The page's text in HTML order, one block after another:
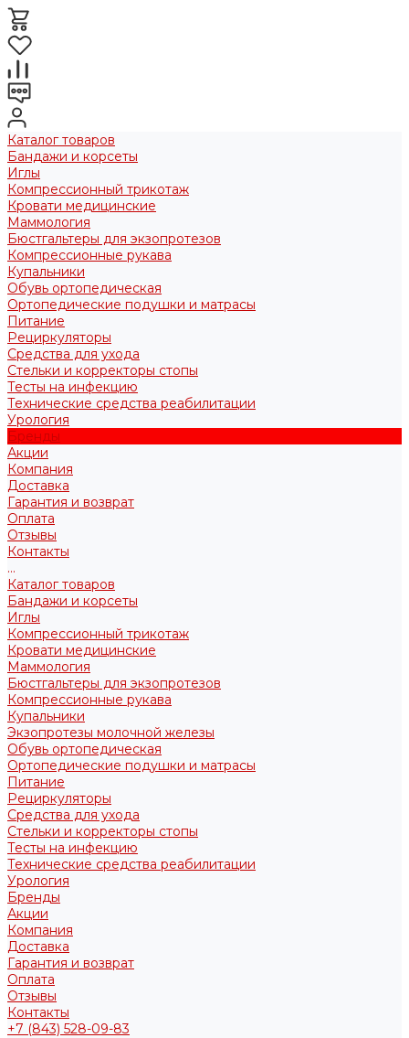
Каталог товаров
Бандажи и корсеты
Иглы
Компрессионный трикотаж
Кровати медицинские
Маммология
Бюстгальтеры для экзопротезов
Компрессионные рукава
Купальники
Обувь ортопедическая
Ортопедические подушки и матрасы
Питание
Рециркуляторы
Средства для ухода
Стельки и корректоры стопы
Тесты на инфекцию
Технические средства реабилитации
Урология
Бренды
Акции
Компания
Доставка
Гарантия и возврат
Оплата
Отзывы
Контакты
...
Каталог товаров
Бандажи и корсеты
Иглы
Компрессионный трикотаж
Кровати медицинские
Маммология
Бюстгальтеры для экзопротезов
Компрессионные рукава
Купальники
Экзопротезы молочной железы
Обувь ортопедическая
Ортопедические подушки и матрасы
Питание
Рециркуляторы
Средства для ухода
Стельки и корректоры стопы
Тесты на инфекцию
Технические средства реабилитации
Урология
Бренды
Акции
Компания
Доставка
Гарантия и возврат
Оплата
Отзывы
Контакты
+7 (843) 528-09-83